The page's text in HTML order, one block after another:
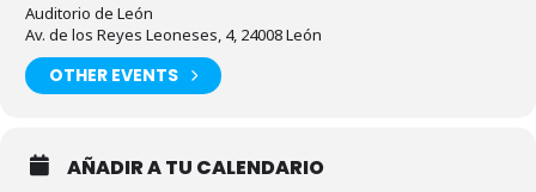
Auditorio de León
Av. de los Reyes Leoneses, 4, 24008 León
OTHER EVENTS
AÑADIR A TU CALENDARIO